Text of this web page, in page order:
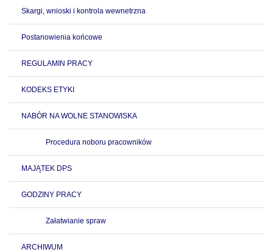
Skargi, wnioski i kontrola wewnetrzna
Postanowienia końcowe
REGULAMIN PRACY
KODEKS ETYKI
NABÓR NA WOLNE STANOWISKA
Procedura noboru pracowników
MAJĄTEK DPS
GODZINY PRACY
Załatwianie spraw
ARCHIWUM